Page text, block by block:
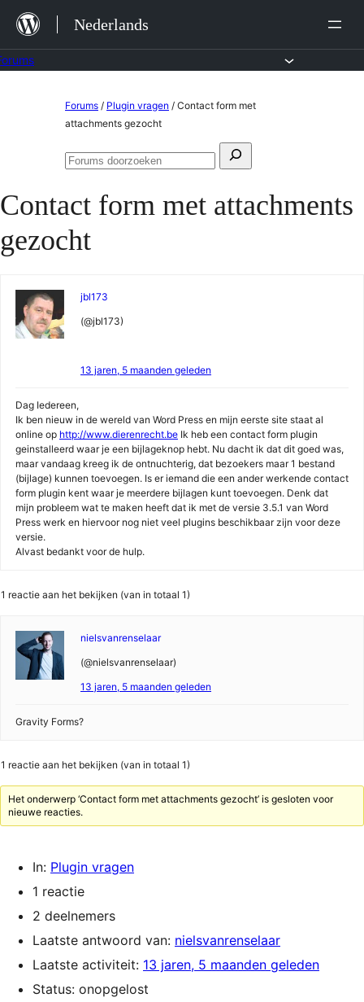
naar
de
Nederlands
Forums / Plugin vragen / Contact form met
attachments gezocht
Zoeken
Forums
Contact form met attachments
gezocht
jbl173
(@jbl173)
13 jaren, 5 maanden geleden
Dag Iedereen,
Ik ben nieuw in de wereld van Word Press en mijn eerste site staat al
online op http://www.dierenrecht.be Ik heb een contact form plugin
geinstalleerd waar je een bijlageknop hebt. Nu dacht ik dat dit goed was,
maar vandaag kreeg ik de ontnuchterig, dat bezoekers maar 1 bestand
(bijlage) kunnen toevoegen. Is er iemand die een ander werkende contact
form plugin kent waar je meerdere bijlagen kunt toevoegen. Denk dat
mijn probleem wat te maken heeft dat ik met de versie 3.5.1 van Word
Press werk en hiervoor nog niet veel plugins beschikbaar zijn voor deze
versie.
Alvast bedankt voor de hulp.
1 reactie aan het bekijken (van in totaal 1)
nielsvanrenselaar
(@nielsvanrenselaar)
13 jaren, 5 maanden geleden
Gravity Forms?
1 reactie aan het bekijken (van in totaal 1)
Het onderwerp ‘Contact form met attachments gezocht’ is gesloten voor
nieuwe reacties.
In: Plugin vragen
1 reactie
2 deelnemers
Laatste antwoord van: nielsvanrenselaar
Laatste activiteit: 13 jaren, 5 maanden geleden
Status: onopgelost